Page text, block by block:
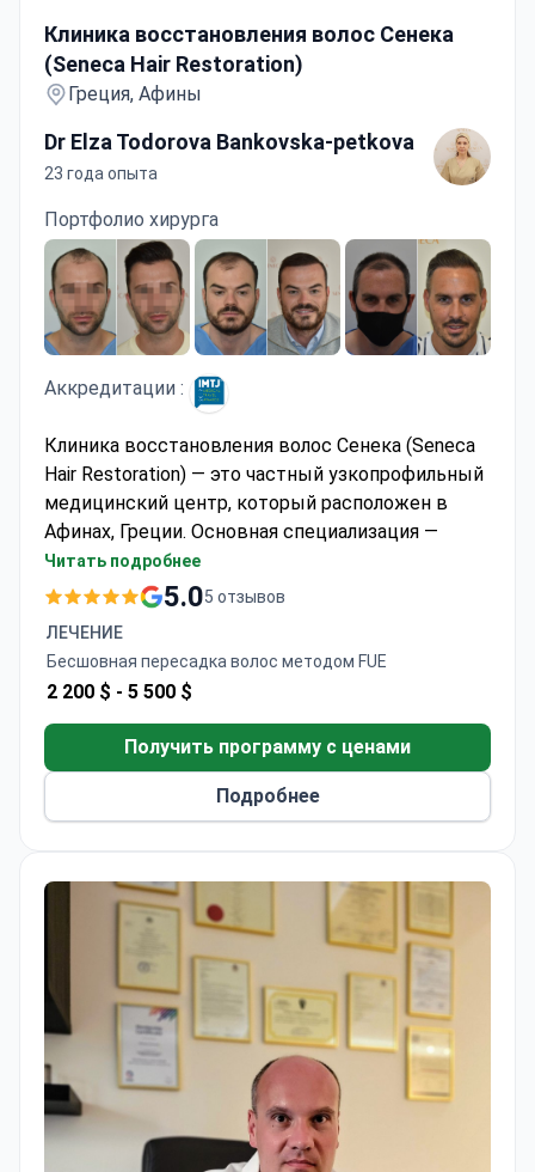
Клиника восстановления волос Сенека
(Seneca Hair Restoration)
Греция, Афины
Dr Elza Todorova Bankovska-petkova
23 года опыта
Портфолио хирурга
Аккредитации :
Клиника восстановления волос Сенека (Seneca
Hair Restoration) — это частный узкопрофильный
медицинский центр, который расположен в
Афинах, Греции. Основная специализация —
эстетическая медицина и косметология.
Успешность пересадки волос здесь составляет
взрослых. Это около 800 пациентов каждый год.
Сюда приезжают из стран Европы, США, Канады
и Австралии.
Читать подробнее
5.05 отзывов
ЛЕЧЕНИЕ
Бесшовная пересадка волос методом FUE
2 200 $ - 5 500 $
Получить программу с ценами
Подробнее